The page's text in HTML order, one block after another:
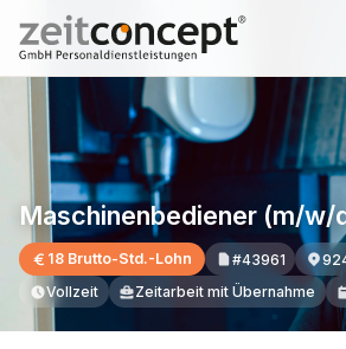
Maschinenbediener (m/w/
18 Brutto-Std.-Lohn #43961
Vollzeit
Zeitarbeit mit Übernahme